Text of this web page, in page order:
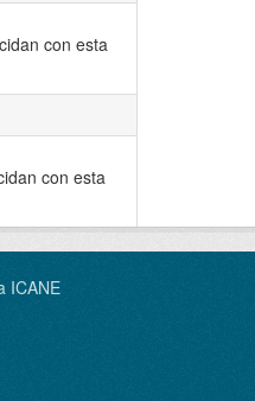
con esta
con esta
ICANE